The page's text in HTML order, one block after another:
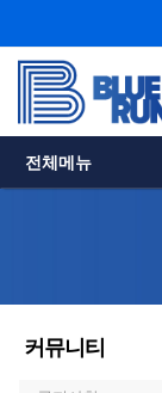
전체메뉴
커뮤니티